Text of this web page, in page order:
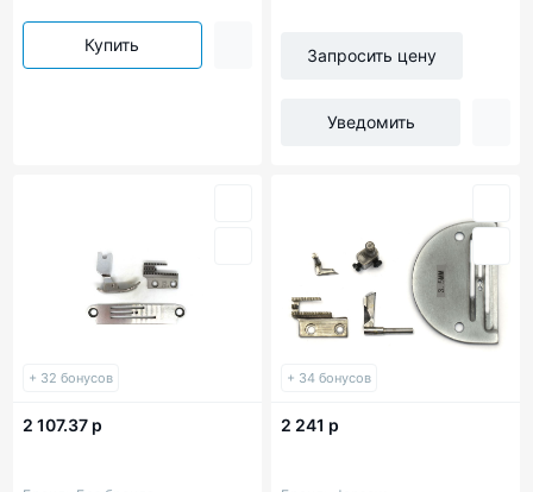
Купить
Запросить цену
Уведомить
+ 32 бонусов
2 107.37 р
+ 34 бонусов
2 241 р